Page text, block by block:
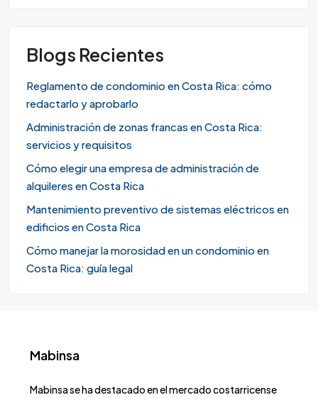
Blogs Recientes
Reglamento de condominio en Costa Rica: cómo
redactarlo y aprobarlo
Administración de zonas francas en Costa Rica:
servicios y requisitos
Cómo elegir una empresa de administración de
alquileres en Costa Rica
Mantenimiento preventivo de sistemas eléctricos en
edificios en Costa Rica
Cómo manejar la morosidad en un condominio en
Costa Rica: guía legal
Mabinsa
Mabinsa se ha destacado en el mercado costarricense